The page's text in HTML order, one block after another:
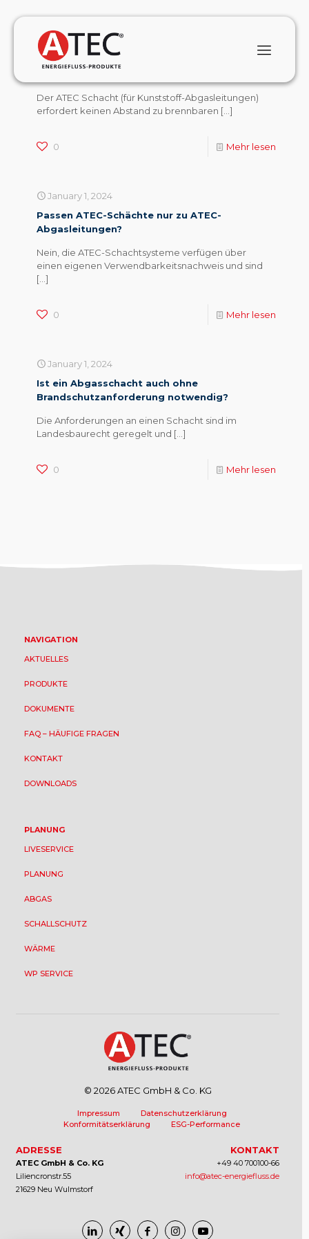
January 1, 2024
Darf ein ATEC Abgasschacht verkleidet,
Der ATEC Schacht (für Kunststoff-Abgasleitungen)
erfordert keinen Abstand zu brennbaren […]
0 Mehr lesen
January 1, 2024
Passen ATEC-Schächte nur zu ATEC-
Abgasleitungen?
Nein, die ATEC-Schachtsysteme verfügen über
einen eigenen Verwendbarkeitsnachweis und sind
[…]
0 Mehr lesen
January 1, 2024
Ist ein Abgasschacht auch ohne
Brandschutzanforderung notwendig?
Die Anforderungen an einen Schacht sind im
Landesbaurecht geregelt und […]
0 Mehr lesen
NAVIGATION
AKTUELLES
PRODUKTE
DOKUMENTE
FAQ – HÄUFIGE FRAGEN
KONTAKT
DOWNLOADS
PLANUNG
LIVESERVICE
PLANUNG
ABGAS
SCHALLSCHUTZ
WÄRME
WP SERVICE
© 2026 ATEC GmbH & Co. KG
Impressum
Datenschutzerklärung
Konformitätserklärung
ESG-Performance
ADRESSE
ATEC GmbH & Co. KG
Liliencronstr.55
21629 Neu Wulmstorf
KONTAKT
+49 40 700100-66
info@atec-energiefluss.de